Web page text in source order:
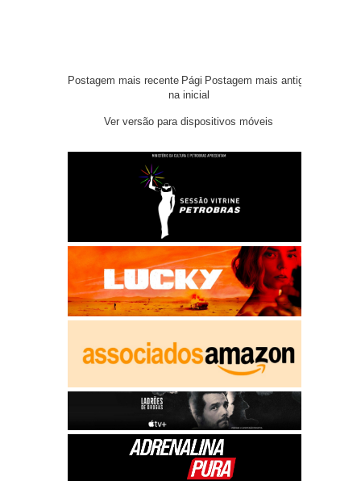
Postagem mais recente Postagem mais antiga
Pági
na inicial
Ver versão para dispositivos móveis